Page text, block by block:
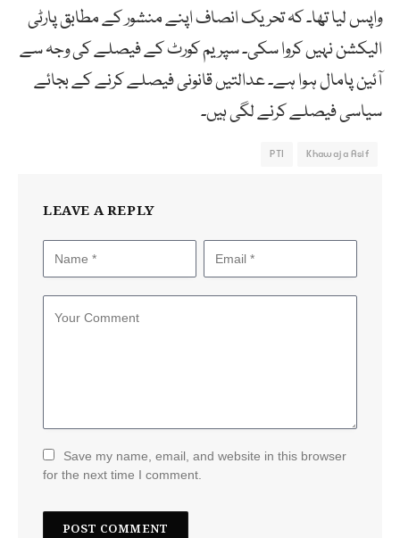
واپس لیا تھا۔ کہ تحریک انصاف اپنے منشور کے مطابق پارٹی
الیکشن نہیں کروا سکی۔ سپریم کورٹ کے فیصلے کی وجہ سے
آئین پامال ہوا ہے۔ عدالتیں قانونی فیصلے کرنے کے بجائے
سیاسی فیصلے کرنے لگی ہیں۔
Khawaja Asif
PTI
LEAVE A REPLY
Save my name, email, and website in this browser
for the next time I comment.